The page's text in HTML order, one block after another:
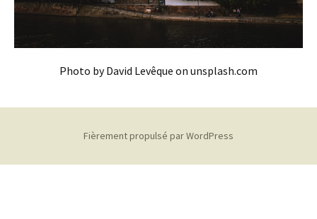
Photo by David Levêque on unsplash.com
Fièrement propulsé par WordPress